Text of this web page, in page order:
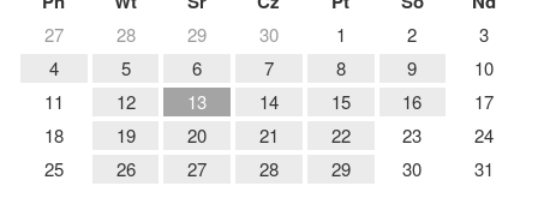
27 28 29 30 1 2
3
4
5 6 7 8 9
10
11
12 13 14 15 16
17
18
19 20 21 22 23
24
25
26 27 28 29 30 31